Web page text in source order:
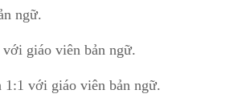
ngữ.
giáo viên bản ngữ.
với giáo viên bản ngữ.